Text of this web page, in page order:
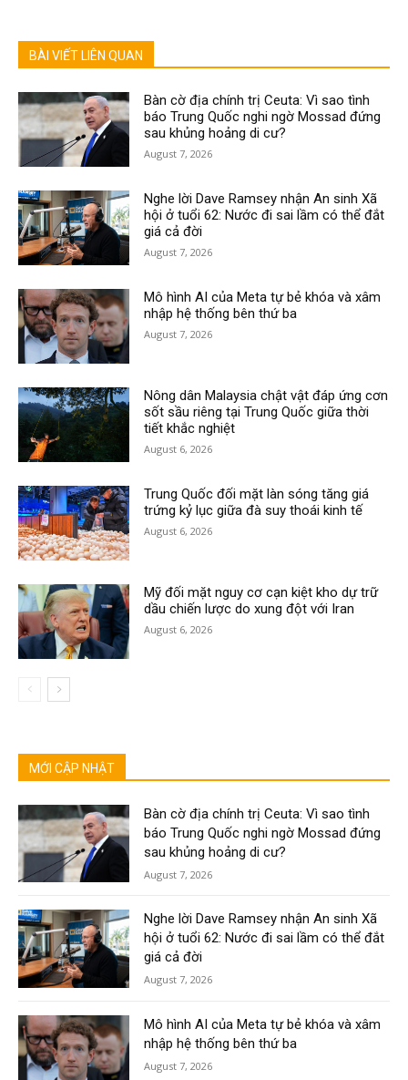
BÀI VIẾT LIÊN QUAN
Bàn cờ địa chính trị Ceuta: Vì sao tình
báo Trung Quốc nghi ngờ Mossad đứng
sau khủng hoảng di cư?
August 7, 2026
Nghe lời Dave Ramsey nhận An sinh Xã
hội ở tuổi 62: Nước đi sai lầm có thể đắt
giá cả đời
August 7, 2026
Mô hình AI của Meta tự bẻ khóa và xâm
nhập hệ thống bên thứ ba
August 7, 2026
Nông dân Malaysia chật vật đáp ứng cơn
sốt sầu riêng tại Trung Quốc giữa thời
tiết khắc nghiệt
August 6, 2026
Trung Quốc đối mặt làn sóng tăng giá
trứng kỷ lục giữa đà suy thoái kinh tế
August 6, 2026
Mỹ đối mặt nguy cơ cạn kiệt kho dự trữ
dầu chiến lược do xung đột với Iran
August 6, 2026
MỚI CẬP NHẬT
Bàn cờ địa chính trị Ceuta: Vì sao tình
báo Trung Quốc nghi ngờ Mossad đứng
sau khủng hoảng di cư?
August 7, 2026
Nghe lời Dave Ramsey nhận An sinh Xã
hội ở tuổi 62: Nước đi sai lầm có thể đắt
giá cả đời
August 7, 2026
Mô hình AI của Meta tự bẻ khóa và xâm
nhập hệ thống bên thứ ba
August 7, 2026